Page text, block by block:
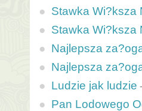
Stawka Wi?ksza
Stawka Wi?ksza
Najlepsza
Najlepsza
Ludzie jak ludzie -
Pan Lodowego